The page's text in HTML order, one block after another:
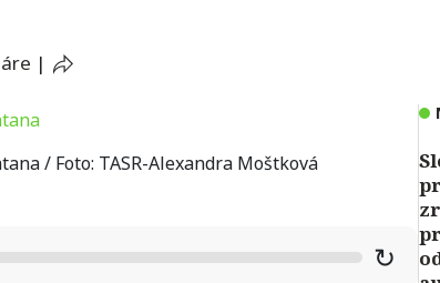
|
/ Foto: TASR-Alexandra Moštková
↻